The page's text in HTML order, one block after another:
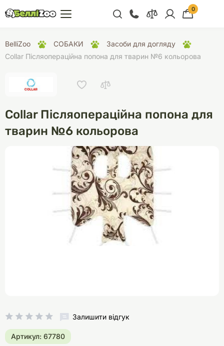
+38 (068) 300 91 91
Відділ продажу
+38 (099) 300 91 91
Відділ підтримки
76
0
BelliZoo СОБАКИ
Засоби для догляду
Collar Післяопераційна попона для тварин №6 кольорова
Collar Післяопераційна попона для
тварин №6 кольорова
Залишити відгук
Артикул: 67780